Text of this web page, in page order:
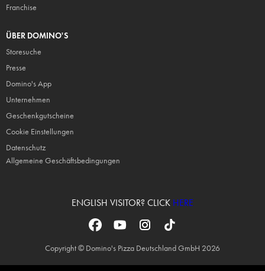
Franchise
ÜBER DOMINO'S
Storesuche
Presse
Domino's App
Unternehmen
Geschenkgutscheine
Cookie Einstellungen
Datenschutz
Allgemeine Geschäftsbedingungen
ENGLISH VISITOR? CLICK HERE
Copyright © Domino's Pizza Deutschland GmbH 2026